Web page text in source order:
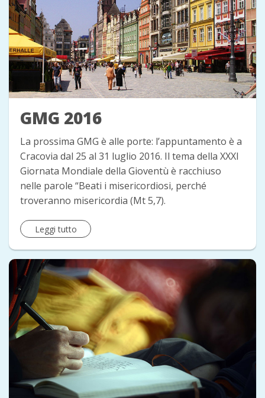
GMG 2016
La prossima GMG è alle porte: l’appuntamento è a
Cracovia dal 25 al 31 luglio 2016. Il tema della XXXI
Giornata Mondiale della Gioventù è racchiuso
nelle parole “Beati i misericordiosi, perché
troveranno misericordia (Mt 5,7).
Leggi tutto